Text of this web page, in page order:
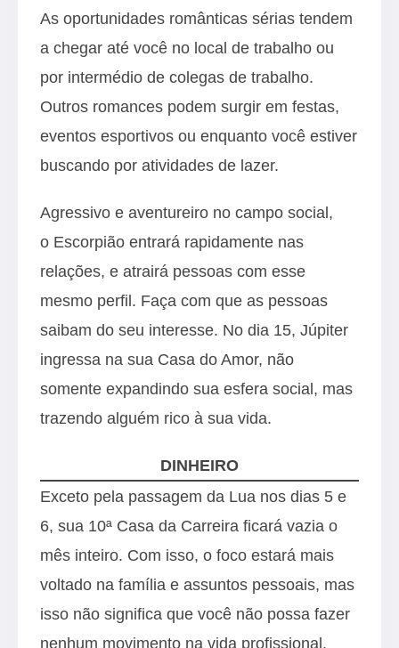
As oportunidades românticas sérias tendem
a chegar até você no local de trabalho ou
por intermédio de colegas de trabalho.
Outros romances podem surgir em festas,
eventos esportivos ou enquanto você estiver
buscando por atividades de lazer.
Agressivo e aventureiro no campo social,
o Escorpião entrará rapidamente nas
relações, e atrairá pessoas com esse
mesmo perfil. Faça com que as pessoas
saibam do seu interesse. No dia 15, Júpiter
ingressa na sua Casa do Amor, não
somente expandindo sua esfera social, mas
trazendo alguém rico à sua vida.
DINHEIRO
Exceto pela passagem da Lua nos dias 5 e
6, sua 10ª Casa da Carreira ficará vazia o
mês inteiro. Com isso, o foco estará mais
voltado na família e assuntos pessoais, mas
isso não significa que você não possa fazer
nenhum movimento na vida profissional.